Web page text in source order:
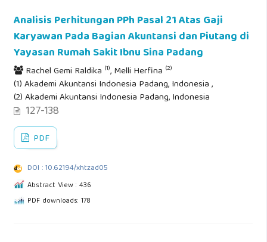
Analisis Perhitungan PPh Pasal 21 Atas Gaji
Karyawan Pada Bagian Akuntansi dan Piutang di
Yayasan Rumah Sakit Ibnu Sina Padang
Rachel Gemi Raldika (1), Melli Herfina (2)
(1) Akademi Akuntansi Indonesia Padang, Indonesia ,
(2) Akademi Akuntansi Indonesia Padang, Indonesia
127-138
PDF
DOI : 10.62194/xhtzad05
Abstract View : 436
PDF downloads: 178